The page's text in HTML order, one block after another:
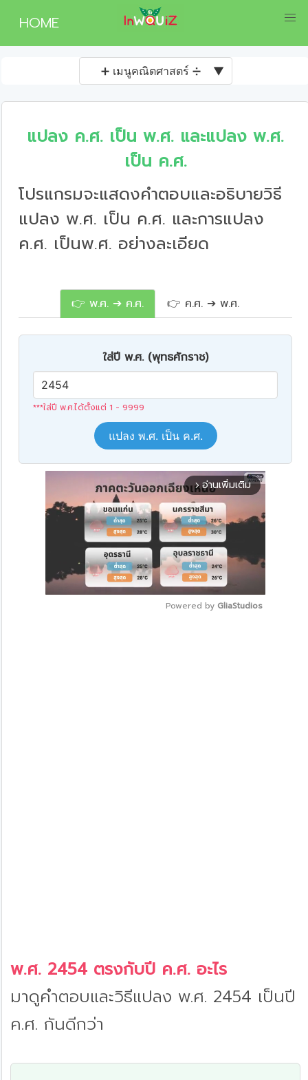
HOME
➕ เมนูคณิตศาสตร์ ➗ ▼
แปลง ค.ศ. เป็น พ.ศ. และแปลง พ.ศ.
เป็น ค.ศ.
โปรแกรมจะแสดงคำตอบและอธิบายวิธี
แปลง พ.ศ. เป็น ค.ศ. และการแปลง
ค.ศ. เป็นพ.ศ. อย่างละเอียด
👉 พ.ศ. ➔ ค.ศ. 👉 ค.ศ. ➔ พ.ศ.
ใส่ปี พ.ศ. (พุทธศักราช)
***ใส่ปี พ.ศ.ได้ตั้งแต่ 1 - 9999
แปลง พ.ศ. เป็น ค.ศ.
arrow_forward_ios อ่านเพิ่มเติม
Powered by GliaStudios
พ.ศ. 2454 ตรงกับปี ค.ศ. อะไร
มาดูคำตอบและวิธีแปลง พ.ศ. 2454 เป็นปี
ค.ศ. กันดีกว่า